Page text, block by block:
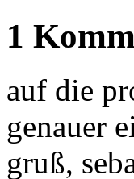
1
auf die
genauer
gruß,